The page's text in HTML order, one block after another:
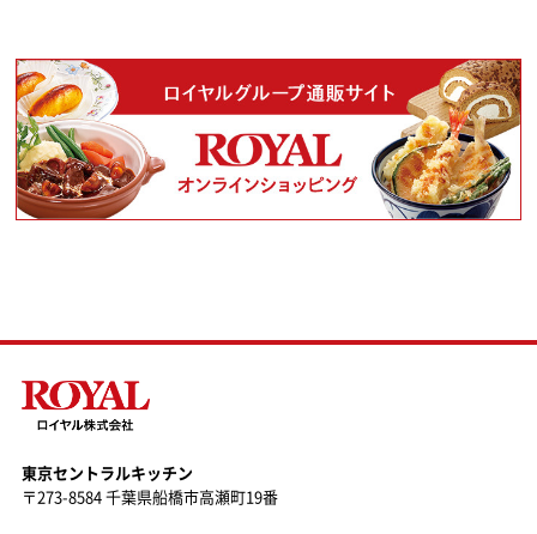
東京セントラルキッチン
〒273-8584 千葉県船橋市高瀬町19番